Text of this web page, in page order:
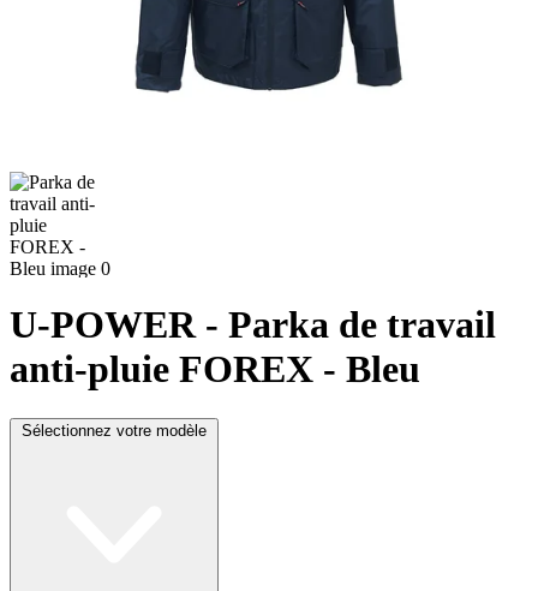
U-POWER - Parka de travail
anti-pluie FOREX - Bleu
Sélectionnez votre modèle